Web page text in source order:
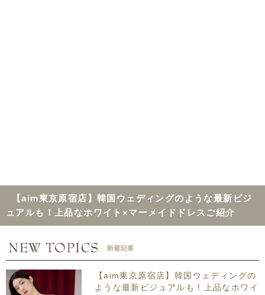
【aim東京原宿店】韓国ウェディングのような最新ビジ
ュアルも！上品なホワイト×マーメイドドレスご紹介
【aim東京原宿店】韓国ウェディングの
ような最新ビジュアルも！上品なホワイ